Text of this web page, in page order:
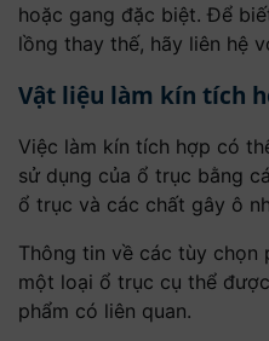
hoặc gang đặc biệt. Để
lồng thay thế, hãy liên hệ
Vật liệu làm kín tích
Việc làm kín tích hợp có
sử dụng của ổ trục bằng
ổ trục và các chất gây ô
Thông tin về các tùy chọn
một loại ổ trục cụ thể
phẩm có liên quan.